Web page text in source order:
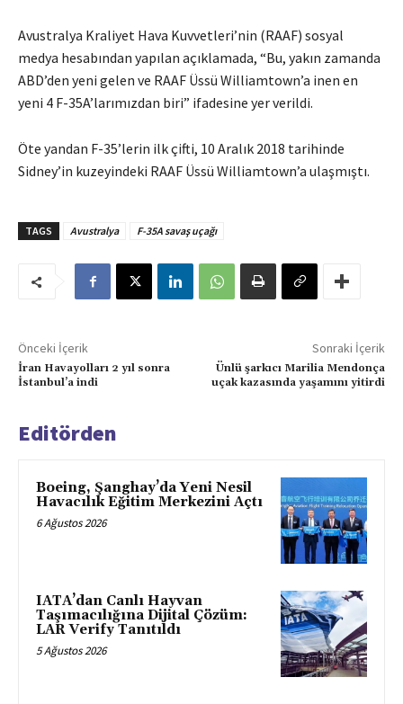
Avustralya Kraliyet Hava Kuvvetleri’nin (RAAF) sosyal
medya hesabından yapılan açıklamada, “Bu, yakın zamanda
ABD’den yeni gelen ve RAAF Üssü Williamtown’a inen en
yeni 4 F-35A’larımızdan biri” ifadesine yer verildi.
Öte yandan F-35’lerin ilk çifti, 10 Aralık 2018 tarihinde
Sidney’in kuzeyindeki RAAF Üssü Williamtown’a ulaşmıştı.
TAGS Avustralya F-35A savaş uçağı
Önceki İçerik
İran Havayolları 2 yıl sonra
İstanbul’a indi
Sonraki İçerik
Ünlü şarkıcı Marilia Mendonça
uçak kazasında yaşamını yitirdi
Editörden
Boeing, Şanghay’da Yeni Nesil
Havacılık Eğitim Merkezini Açtı
6 Ağustos 2026
IATA’dan Canlı Hayvan
Taşımacılığına Dijital Çözüm:
LAR Verify Tanıtıldı
5 Ağustos 2026